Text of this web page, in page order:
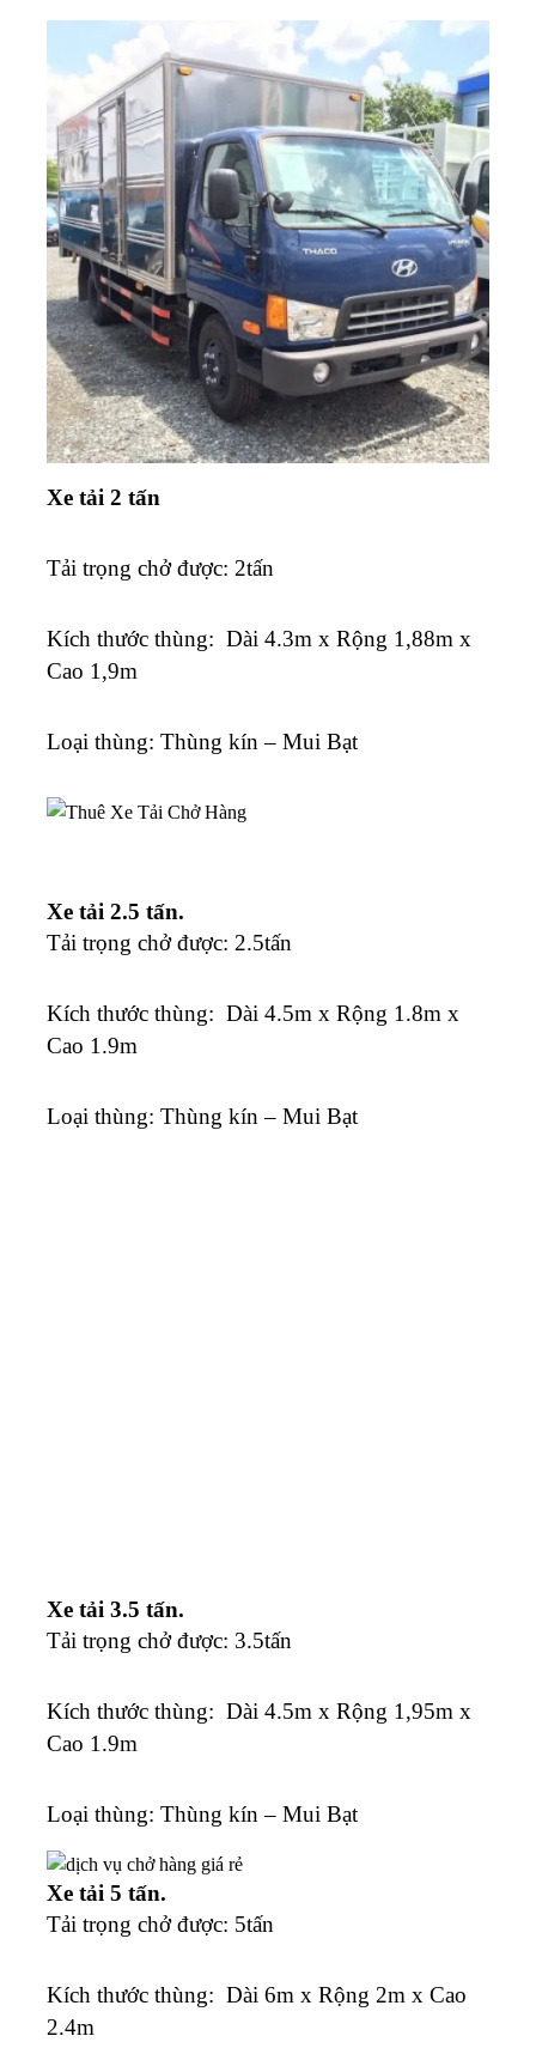
Xe tải 2 tấn
Tải trọng chở được: 2tấn
Kích thước thùng: Dài 4.3m x Rộng 1,88m x
Cao 1,9m
Loại thùng: Thùng kín – Mui Bạt
Xe tải 2.5 tấn.
Tải trọng chở được: 2.5tấn
Kích thước thùng: Dài 4.5m x Rộng 1.8m x
Cao 1.9m
Loại thùng: Thùng kín – Mui Bạt
Xe tải 3.5 tấn.
Tải trọng chở được: 3.5tấn
Kích thước thùng: Dài 4.5m x Rộng 1,95m x
Cao 1.9m
Loại thùng: Thùng kín – Mui Bạt
Xe tải 5 tấn.
Tải trọng chở được: 5tấn
Kích thước thùng: Dài 6m x Rộng 2m x Cao
2.4m